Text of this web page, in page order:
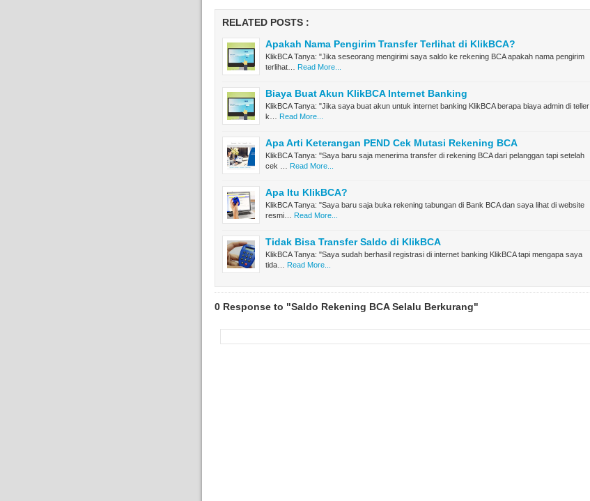
RELATED POSTS :
Apakah Nama Pengirim Transfer Terlihat di KlikBCA?
KlikBCA Tanya: "Jika seseorang mengirimi saya saldo ke rekening BCA apakah nama pengirim
terlihat…
Read More...
Biaya Buat Akun KlikBCA Internet Banking
KlikBCA Tanya: "Jika saya buat akun untuk internet banking KlikBCA berapa biaya admin di teller
k…
Read More...
Apa Arti Keterangan PEND Cek Mutasi Rekening BCA
KlikBCA Tanya: "Saya baru saja menerima transfer di rekening BCA dari pelanggan tapi setelah
cek …
Read More...
Apa Itu KlikBCA?
KlikBCA Tanya: "Saya baru saja buka rekening tabungan di Bank BCA dan saya lihat di website
resmi…
Read More...
Tidak Bisa Transfer Saldo di KlikBCA
KlikBCA Tanya: "Saya sudah berhasil registrasi di internet banking KlikBCA tapi mengapa saya
tida…
Read More...
0 Response to "Saldo Rekening BCA Selalu Berkurang"